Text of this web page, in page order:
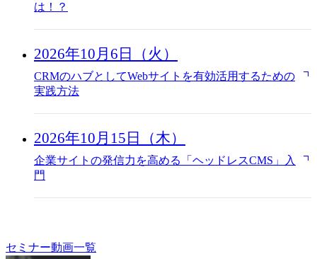
は！？
2026年10月6日（火）
CRMのハブとしてWebサイトを有効活用するための
実践方法
2026年10月15日（木）
企業サイトの発信力を高める「ヘッドレスCMS」入
門
セミナー動画一覧